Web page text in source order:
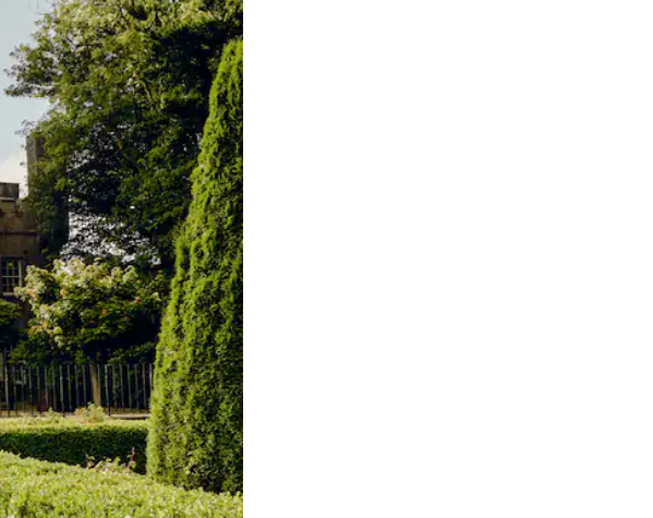
ისრებით ან შეხებისა თუ თითის გასმის ჟესტები.